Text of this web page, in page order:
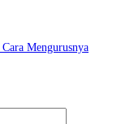
Mengurusnya